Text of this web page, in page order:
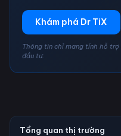
Khám phá Dr TiX
Thông tin chỉ mang tính hỗ
đầu tư.
Tổng quan thị trường